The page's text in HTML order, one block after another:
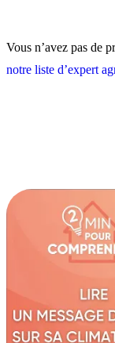
Vous n’avez pas de
notre liste d’expert